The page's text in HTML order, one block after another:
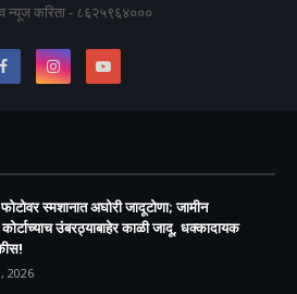
व न्यूज करिता - ८६२५९६४०००
फोटोवर स्मशानात अघोरी जादूटोणा; जामीन
कोर्टाच्याच उंबरठ्याबाहेर काळी जादू, धक्कादायक
2026